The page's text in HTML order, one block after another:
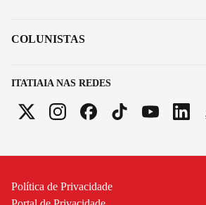
ITATIAIA NAS REDES
COLUNISTAS
Política de Privacidade